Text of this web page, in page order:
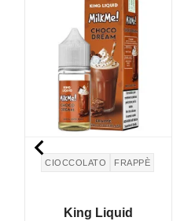
CIOCCOLATO FRAPPÈ
King Liquid
